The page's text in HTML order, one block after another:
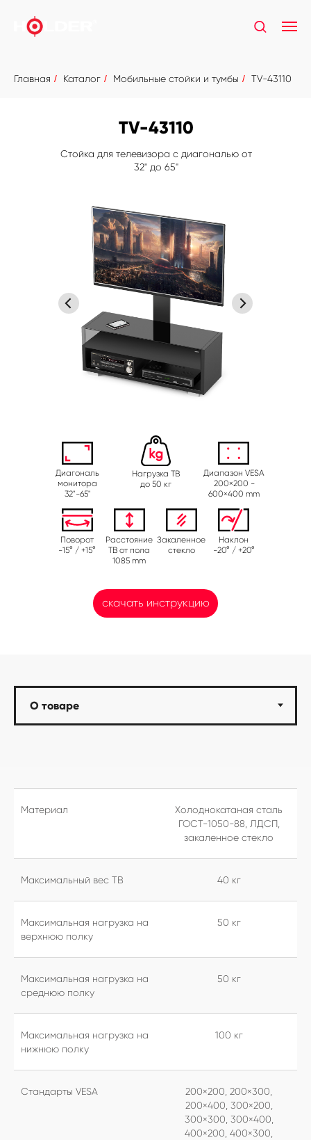
Главная / Каталог / Мобильные стойки и тумбы / TV-43110
Поворот
-15° / +15°
TV-43110
Наклон
-20° / +20°
Стойка для телевизора с диагональю от
32" до 65"
Диагональ
монитора
32"-65"
Диапазон VESA
200×200 -
600×400 mm
Закаленное
стекло
Нагрузка ТВ
до 50 кг
Расстояние
ТВ от пола
1085 mm
скачать инструкцию
Материал
Холоднокатаная сталь
ГОСТ-1050-88, ЛДСП,
закаленное стекло
Максимальный вес ТВ 40 кг
Максимальная нагрузка на
верхнюю полку
50 кг
Максимальная нагрузка на
среднюю полку
50 кг
Максимальная нагрузка на
нижнюю полку
100 кг
Стандарты VESA
200×200, 200×300,
200×400, 300×200,
300×300, 300×400,
400×200, 400×300,